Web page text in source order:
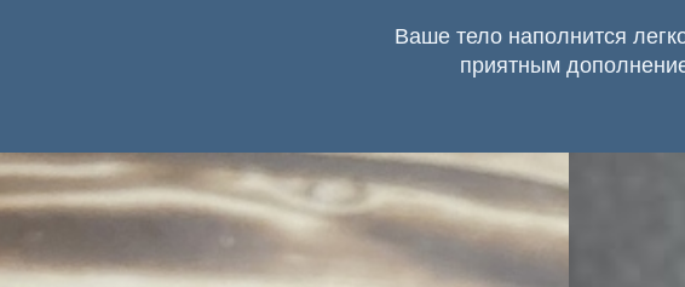
Ваше тело наполнится
приятным